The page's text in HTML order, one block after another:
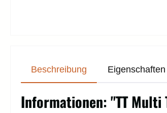
Beschreibung Eigenschaften
Informationen: "TT Multi